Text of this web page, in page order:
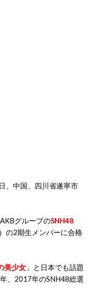
、中国、四川省遂寧市
グループのSNH48
の2期生メンバーに合格
美少女 」と日本でも話題
、2017年のSNH48総選